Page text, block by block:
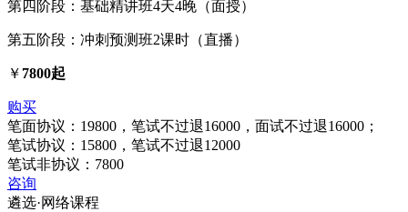
第四阶段：基础精讲班4天4晚（面授）
第五阶段：冲刺预测班2课时（直播）
￥ 7800起
购买
笔面协议：19800，笔试不过退16000，面试不过退16000；
笔试协议：15800，笔试不过退12000
笔试非协议：7800
咨询
遴选·网络课程